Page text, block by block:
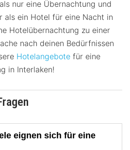
nur eine Übernachtung und
als ein Hotel für eine Nacht in
Hotelübernachtung zu einer
nach deinen Bedürfnissen
Hotelangebote für eine
in Interlaken!
eignen sich für eine